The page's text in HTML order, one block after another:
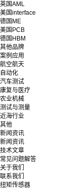
英国AML
美国interface
德国ME
美国PCB
德国HBM
其他品牌
案例应用
航空航天
自动化
汽车测试
康复与医疗
农业机械
测试与测量
近海行业
其他
新闻资讯
新闻资讯
技术文章
常见问题解答
关于我们
联系我们
扭矩传感器